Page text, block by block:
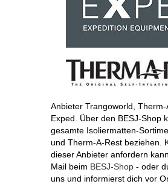
Anbieter Trangoworld, Therm-
Exped. Über den BESJ-Shop
gesamte Isoliermatten-
und Therm-A-Rest beziehen.
dieser Anbieter anfordern
Mail beim BESJ-Shop - oder
uns und informierst dich vor